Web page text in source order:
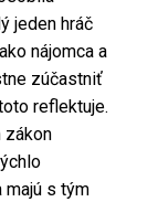
jeden hráč
nájomca a
zúčastniť
reflektuje.
zákon
majú s tým